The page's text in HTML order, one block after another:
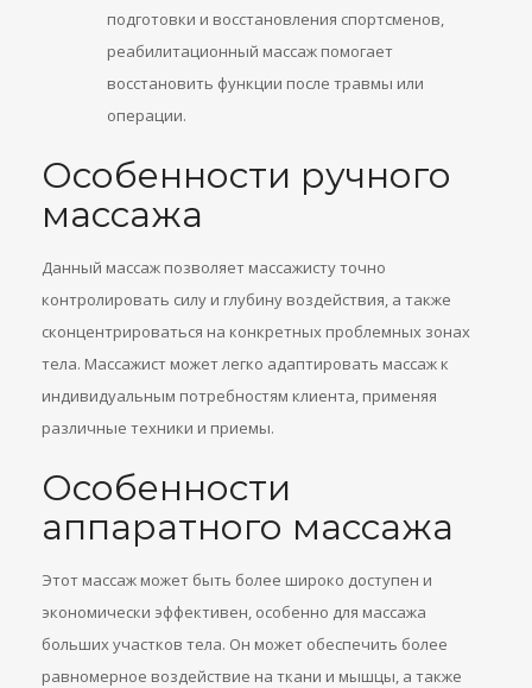
подготовки и восстановления спортсменов,
реабилитационный массаж помогает
восстановить функции после травмы или
операции.
Особенности ручного
массажа
Данный массаж позволяет массажисту точно
контролировать силу и глубину воздействия, а также
сконцентрироваться на конкретных проблемных зонах
тела. Массажист может легко адаптировать массаж к
индивидуальным потребностям клиента, применяя
различные техники и приемы.
Особенности
аппаратного массажа
Этот массаж может быть более широко доступен и
экономически эффективен, особенно для массажа
больших участков тела. Он может обеспечить более
равномерное воздействие на ткани и мышцы, а также